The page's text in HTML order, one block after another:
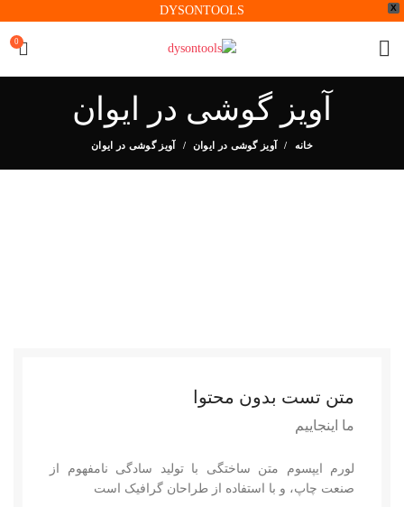
X
DYSONTOOLS
0
آویز گوشی در ایوان
خانه آویز گوشی در ایوان آویز گوشی در ایوان
متن تست بدون محتوا
ما اینجاییم
لورم ایپسوم متن ساختگی با تولید سادگی نامفهوم از
صنعت چاپ، و با استفاده از طراحان گرافیک است